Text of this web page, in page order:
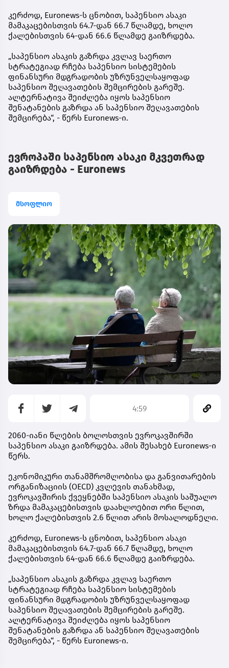
კერძოდ, Euronews-ს ცნობით, საპენსიო ასაკი
მამაკაცებისთვის 64.7-დან 66.7 წლამდე, ხოლო
ქალებისთვის 64-დან 66.6 წლამდე გაიზრდება.
„საპენსიო ასაკის გაზრდა კვლავ საერთო
სტრატეგიად რჩება საპენსიო სისტემების
ფინანსური მდგრადობის უზრუნველსაყოფად
საპენსიო შეღავათების შემცირების გარეშე.
ალტერნატივა შეიძლება იყოს საპენსიო
შენატანების გაზრდა ან საპენსიო შეღავათების
შემცირება“, - წერს Euronews-ი.
ევროპაში საპენსიო ასაკი მკვეთრად
გაიზრდება - Euronews
მსოფლიო
4:59
2060-იანი წლების ბოლოსთვის ევროკავშირში
საპენსიო ასაკი გაიზრდება. ამის შესახებ Euronews-ი
წერს.
ეკონომიკური თანამშრომლობისა და განვითარების
ორგანიზაციის (OECD) კვლევის თანახმად,
ევროკავშირის ქვეყნებში საპენსიო ასაკის საშუალო
ზრდა მამაკაცებისთვის დაახლოებით ორი წლით,
ხოლო ქალებისთვის 2.6 წლით არის მოსალოდნელი.
კერძოდ, Euronews-ს ცნობით, საპენსიო ასაკი
მამაკაცებისთვის 64.7-დან 66.7 წლამდე, ხოლო
ქალებისთვის 64-დან 66.6 წლამდე გაიზრდება.
„საპენსიო ასაკის გაზრდა კვლავ საერთო
სტრატეგიად რჩება საპენსიო სისტემების
ფინანსური მდგრადობის უზრუნველსაყოფად
საპენსიო შეღავათების შემცირების გარეშე.
ალტერნატივა შეიძლება იყოს საპენსიო
შენატანების გაზრდა ან საპენსიო შეღავათების
შემცირება“, - წერს Euronews-ი.